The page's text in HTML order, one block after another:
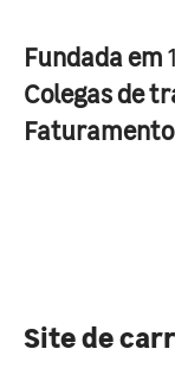
Fundada em
Colegas de
Faturamento
Site de